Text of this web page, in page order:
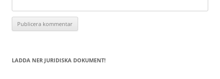
LADDA NER JURIDISKA DOKUMENT!